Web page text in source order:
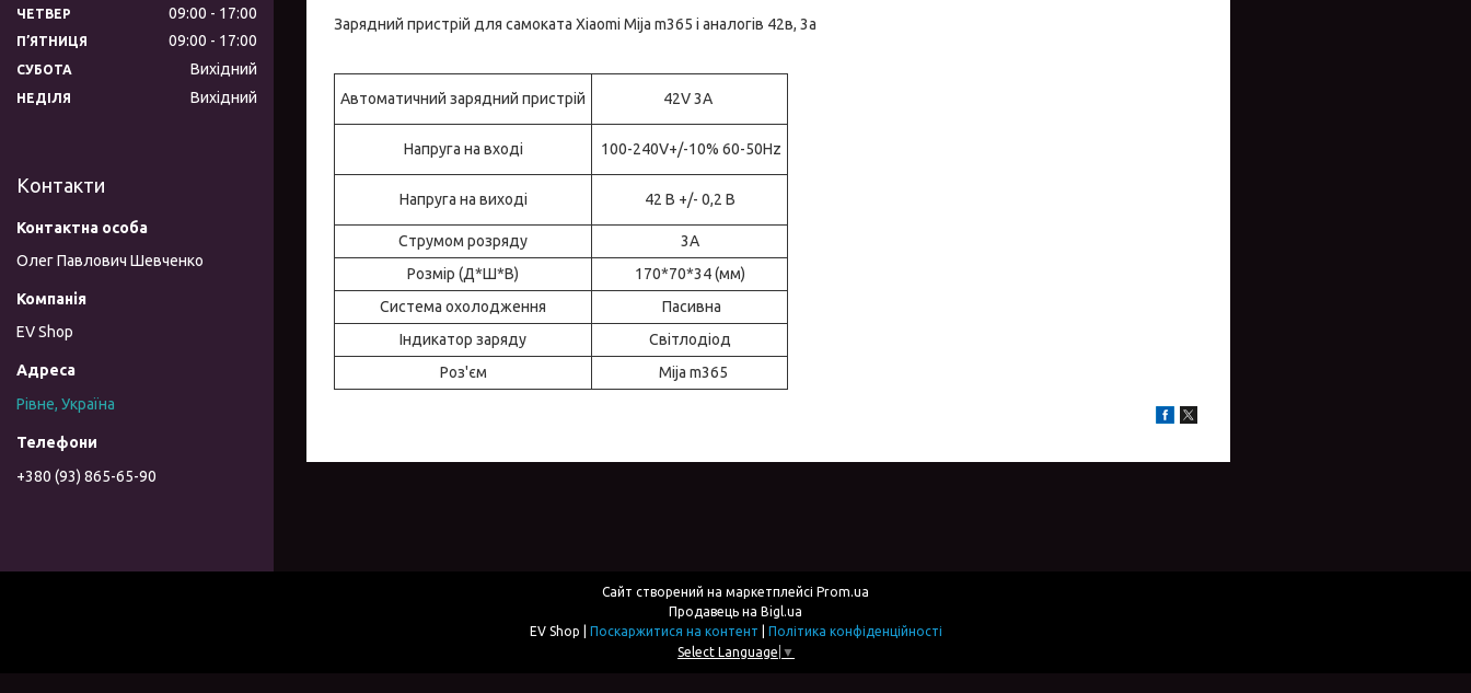
Зарядний пристрій для самоката Xiaomi Mija m365 і аналогів 42в, 3а
Автоматичний зарядний пристрій 42V 3A
Напруга на вході 100-240V+/-10% 60-50Hz
Напруга на виході 42 В +/- 0,2 В
Струмом розряду
3А
Розмір (Д*Ш*В)
170*70*34 (мм)
Система охолодження
Пасивна
Індикатор заряду
Світлодіод
Роз'єм
Mija m365
ЧЕТВЕР 09:00 17:00
ПʼЯТНИЦЯ 09:00 17:00
СУБОТА Вихідний
НЕДІЛЯ Вихідний
Контакти
Олег Павлович Шевченко
EV Shop
Рівне, Україна
+380 (93) 865-65-90
Сайт створений на маркетплейсі Prom.ua
Продавець на Bigl.ua
Поскаржитися на контент
Політика конфіденційності
Select Language ▼